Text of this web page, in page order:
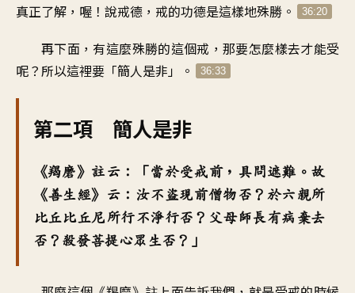
真正了解，喔！說戒德，戒的功德是這樣地殊勝。
36:20
再下面，有這麼殊勝的這個戒，那要怎麼樣去才能受
呢？所以這裡要「簡人是非」。
36:33
第二項 簡人是非
《羯磨》註云：「當於受戒前，具問遮難。故
《善生經》云：汝不盜現前僧物否？於六親所
比丘比丘尼所行不淨行否？父母師長有病棄去
否？殺發菩提心眾生否？」